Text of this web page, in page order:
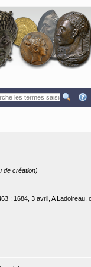
de création)
: 1684, 3 avril, A